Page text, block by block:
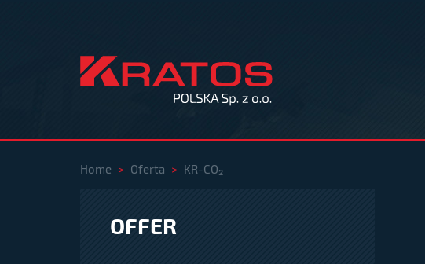
Home > Oferta > KR-CO₂
OFFER